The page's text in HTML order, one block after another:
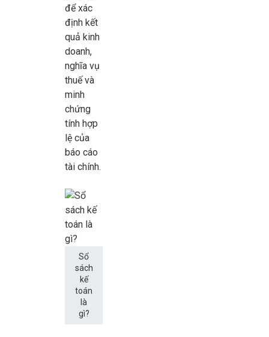
để xác
định kết
quả kinh
doanh,
nghĩa vụ
thuế và
minh
chứng
tính hợp
lệ của
báo cáo
tài chính.
Sổ
sách
kế
toán
là
gì?